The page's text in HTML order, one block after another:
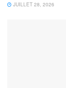
JUILLET 28, 2026